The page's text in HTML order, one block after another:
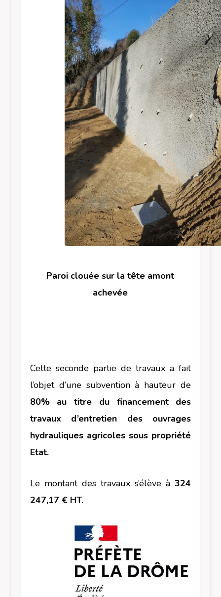
Paroi clouée sur la tête amont
achevée
Cette seconde partie de travaux a fait
l’objet d’une subvention à hauteur de
80% au titre du financement des
travaux d’entretien des ouvrages
hydrauliques agricoles sous propriété
Etat.
Le montant des travaux s’élève à 324
247,17 € HT.